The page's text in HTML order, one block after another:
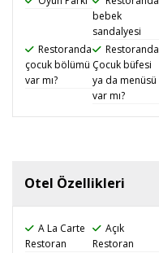
bebek
sandalyesi
Restoranda
çocuk bölümü
var mı?
Restoranda
Çocuk büfesi
ya da menüsü
var mı?
Otel Özellikleri
A La Carte
Restoran
Açık
Restoran